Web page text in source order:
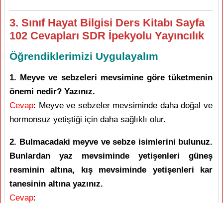
3. Sınıf Hayat Bilgisi Ders Kitabı Sayfa
102 Cevapları SDR İpekyolu Yayıncılık
Öğrendiklerimizi Uygulayalım
1. Meyve ve sebzeleri mevsimine göre tüketmenin
önemi nedir? Yazınız.
Cevap: Meyve ve sebzeler mevsiminde daha doğal ve
hormonsuz yetiştiği için daha sağlıklı olur.
2. Bulmacadaki meyve ve sebze isimlerini bulunuz.
Bunlardan yaz mevsiminde yetişenleri güneş
resminin altına, kış mevsiminde yetişenleri kar
tanesinin altına yazınız.
Cevap: